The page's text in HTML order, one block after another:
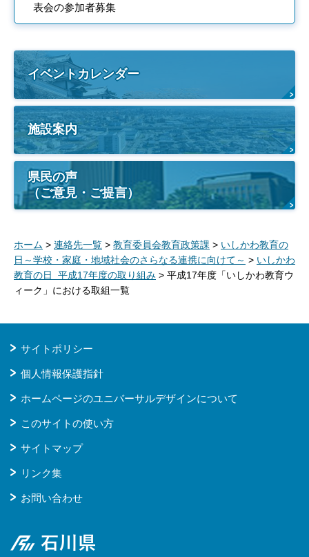
表会の参加者募集
イベントカレンダー
施設案内
県民の声
（ご意見・ご提言）
ホーム > 連絡先一覧 > 教育委員会教育政策課 > いしかわ教育の
日～学校・家庭・地域社会のさらなる連携に向けて～ > いしかわ
教育の日 平成17年度の取り組み > 平成17年度「いしかわ教育ウ
ィーク」における取組一覧
サイトポリシー
個人情報保護指針
ホームページのユニバーサルデザインについて
このサイトの使い方
サイトマップ
リンク集
お問い合わせ
石川県